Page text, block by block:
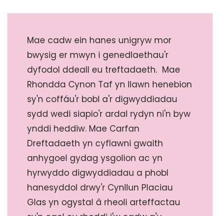
Mae cadw ein hanes unigryw mor
bwysig er mwyn i genedlaethau'r
dyfodol ddeall eu treftadaeth. Mae
Rhondda Cynon Taf yn llawn henebion
sy'n coffáu'r bobl a'r digwyddiadau
sydd wedi siapio'r ardal rydyn ni'n byw
ynddi heddiw. Mae Carfan
Dreftadaeth yn cyflawni gwaith
anhygoel gydag ysgolion ac yn
hyrwyddo digwyddiadau a phobl
hanesyddol drwy'r Cynllun Placiau
Glas yn ogystal â rheoli arteffactau